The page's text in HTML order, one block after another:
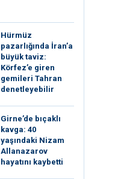
Hürmüz
pazarlığında İran’a
büyük taviz:
Körfez’e giren
gemileri Tahran
denetleyebilir
Girne’de bıçaklı
kavga: 40
yaşındaki Nizam
Allanazarov
hayatını kaybetti